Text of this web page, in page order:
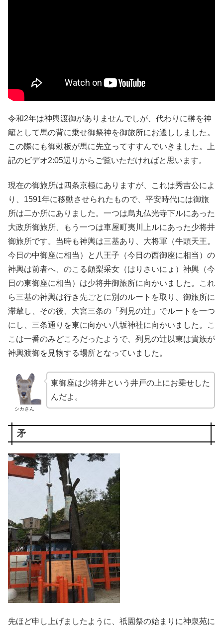
令和2年は神輿渡御がありませんでしが、代わりに榊を神
籬として馬の背に乗せ御祭神を御旅所にお遷ししました。
この際にも御勅板が馬に先立ってすすんでいきました。上
記のビデオ2:05辺りからご覧いただければと思います。
現在の御旅所は四条京極にありますが、これは秀吉公によ
り、1591年に移動させられたもので、平安時代には御旅
所は二か所にありました。一つは烏丸仏光寺下ルにあった
大政所御旅所、もう一つは車屋町夷川上ルにあった少将井
御旅所です。当時も神輿は三基あり、大将軍（牛頭天王。
今日の中御座に相当）と八王子（今日の西御座に相当）の
神輿は前者へ、のこる頗梨采女（はりさいにょ）神輿（今
日の東御座に相当）は少将井御旅所に向かいました。これ
ら三基の神輿は行き先ごとに別のルートを取り、御旅所に
滞輦し、その後、大宮三条の「列見の辻」でルートを一つ
にし、三条通りを東に向かい八坂神社に向かいました。こ
こは一番のみどころだったようで、列見の辻以東は貴族が
神輿渡御を見物する場所となっていました。
シカさん
東御座は少将井という井戸の上にお乗せした
んだよ。
矛
先ほど申し上げましたように、祇園祭の始まりに神泉苑に